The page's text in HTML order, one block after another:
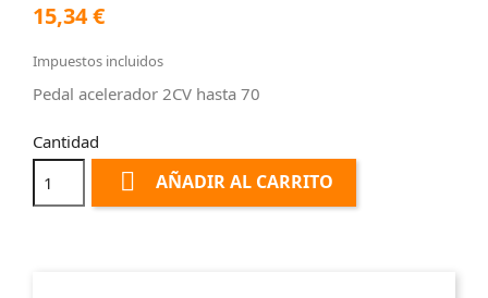
15,34 €
Impuestos incluidos
Pedal acelerador 2CV hasta 70
Cantidad
 AÑADIR AL CARRITO